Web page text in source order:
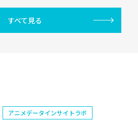
すべて見る
アニメデータインサイトラボ